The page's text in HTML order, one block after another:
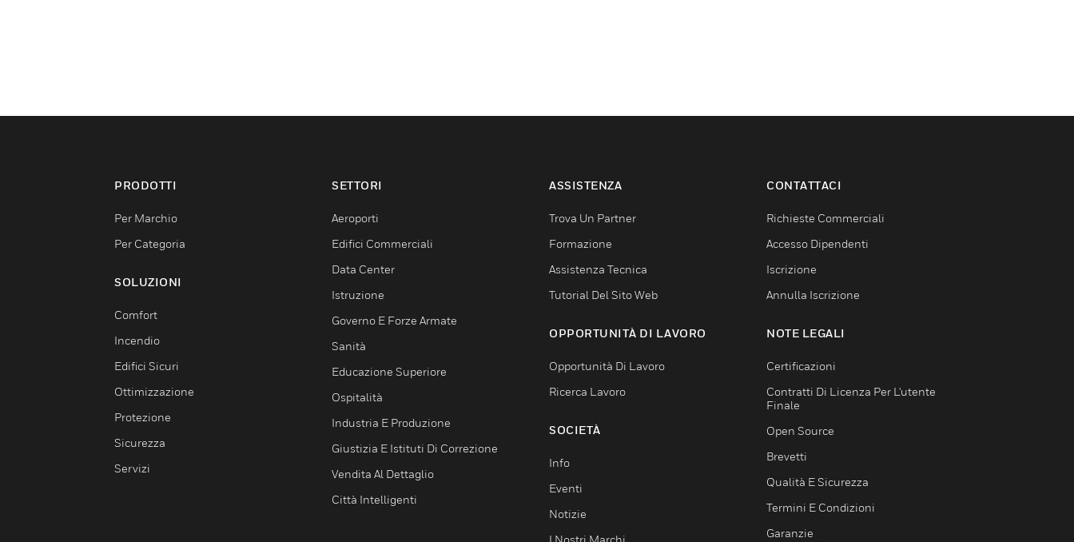
PRODOTTI
Per Marchio
Per Categoria
SOLUZIONI
Comfort
Incendio
Edifici Sicuri
Ottimizzazione
Protezione
Sicurezza
Servizi
SETTORI
Aeroporti
Edifici Commerciali
Data Center
Istruzione
Governo E Forze Armate
Sanità
Educazione Superiore
Ospitalità
Industria E Produzione
Giustizia E Istituti Di Correzione
Vendita Al Dettaglio
Città Intelligenti
ASSISTENZA
Trova Un Partner
Formazione
Assistenza Tecnica
Tutorial Del Sito Web
OPPORTUNITÀ DI LAVORO
Opportunità Di Lavoro
Ricerca Lavoro
SOCIETÀ
Info
Eventi
Notizie
I Nostri Marchi
CONTATTACI
Richieste Commerciali
Accesso Dipendenti
Iscrizione
Annulla Iscrizione
NOTE LEGALI
Certificazioni
Contratti Di Licenza Per L'utente
Finale
Open Source
Brevetti
Qualità E Sicurezza
Termini E Condizioni
Garanzie